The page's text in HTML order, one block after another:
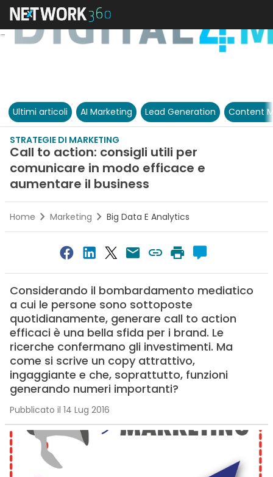
Ultimi articoli AI Marketing Lead Generation Content
STRATEGIE DI MARKETING
Call to action: consigli utili per
comunicare in modo efficace e
aumentare il business
Home Marketing Big Data E Analytics
Considerando il bombardamento mediatico
a cui le persone sono sottoposte
quotidianamente, generare call to action
efficaci è una bella sfida per i brand. Le
ricerche confermano gli investimenti. Ma
come si scrive un copy attrattivo,
ingaggiante e che, soprattutto, funzioni
generando numeri importanti?
Pubblicato il 14 Lug 2016